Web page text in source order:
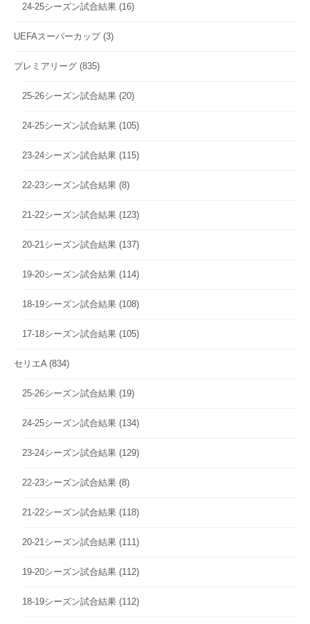
24-25シーズン試合結果 (16)
UEFAスーパーカップ(3)
プレミアリーグ (835)
25-26シーズン試合結果 (20)
24-25シーズン試合結果 (105)
23-24シーズン試合結果 (115)
22-23シーズン試合結果 (8)
21-22シーズン試合結果 (123)
20-21シーズン試合結果 (137)
19-20シーズン試合結果 (114)
18-19シーズン試合結果 (108)
17-18シーズン試合結果 (105)
セリエA (834)
25-26シーズン試合結果 (19)
24-25シーズン試合結果 (134)
23-24シーズン試合結果 (129)
22-23シーズン試合結果 (8)
21-22シーズン試合結果 (118)
20-21シーズン試合結果 (111)
19-20シーズン試合結果 (112)
18-19シーズン試合結果 (112)